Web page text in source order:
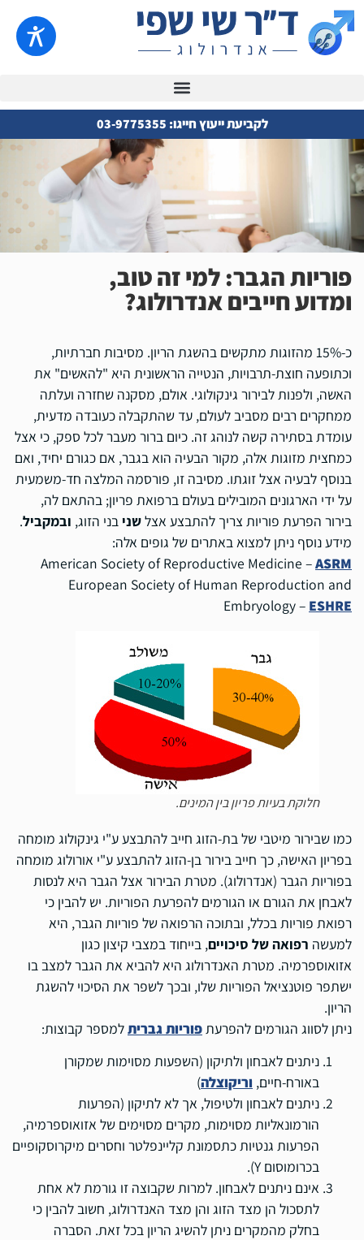
לקביעת ייעוץ חייגו: 03-9775355
פוריות הגבר: למי זה טוב,
ומדוע חייבים אנדרולוג?
כ-15% מהזוגות מתקשים בהשגת הריון. מסיבות חברתיות,
וכתופעה חוצת-תרבויות, הנטייה הראשונית היא "להאשים" את
האשה, ולפנות לבירור גינקולוגי. אולם, מסקנה שחזרה ועלתה
ממחקרים רבים מסביב לעולם, עד שהתקבלה כעובדה מדעית,
עומדת בסתירה קשה לנוהג זה. כיום ברור מעבר לכל ספק, כי אצל
כמחצית מזוגות אלה, מקור הבעיה הוא בגבר, אם כגורם יחיד, ואם
בנוסף לבעיה אצל זוגתו. מסיבה זו, פורסמה המלצה חד-משמעית
על ידי הארגונים המובילים בעולם ברפואת פריון; בהתאם לה,
בירור הפרעת פוריות צריך להתבצע אצלשני בני הזוג, ובמקביל.
מידע נוסף ניתן למצוא באתרים של גופים אלה:
American Society of Reproductive Medicine –ASRM
European Society of Human Reproduction and
Embryology – ESHRE
חלוקת בעיות פריון בין המינים.
כמו שבירור מיטבי של בת-הזוג חייב להתבצע ע"י גינקולוג מומחה
בפריון האישה, כך חייב בירור בן-הזוג להתבצע ע"י אורולוג מומחה
בפוריות הגבר (אנדרולוג). מטרת הבירור אצל הגבר היא לנסות
לאבחן את הגורם או הגורמים להפרעת הפוריות. יש להבין כי
רפואת פוריות בכלל, ובתוכה הרפואה של פוריות הגבר, היא
למעשה רפואה של סיכויים, בייחוד במצבי קיצון כגון
אזואוספרמיה. מטרת האנדרולוג היא להביא את הגבר למצב בו
ישתפר פוטנציאל הפוריות שלו, ובכך לשפר את הסיכוי להשגת
הריון.
ניתן לסווג הגורמים להפרעת פוריות גבריתלמספר קבוצות:
ניתנים לאבחון ולתיקון (השפעות מסוימות שמקורן
באורח-חיים, וריקוצלה)
ניתנים לאבחון ולטיפול, אך לא לתיקון (הפרעות
הורמונאליות מסוימות, מקרים מסוימים של אזואוספרמיה,
הפרעות גנטיות כתסמונת קליינפלטר וחסרים מיקרוסקופיים
בכרומוסום Y).
אינם ניתנים לאבחון. למרות שקבוצה זו גורמת לא אחת
לתסכול הן מצד הזוג והן מצד האנדרולוג, חשוב להבין כי
בחלק מהמקרים ניתן להשיג הריון בכל זאת. הסברה